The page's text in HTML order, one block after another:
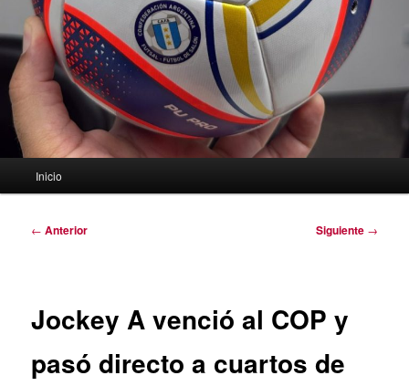
Inicio
Navegación
← Anterior Siguiente →
Jockey A venció al COP y
pasó directo a cuartos de